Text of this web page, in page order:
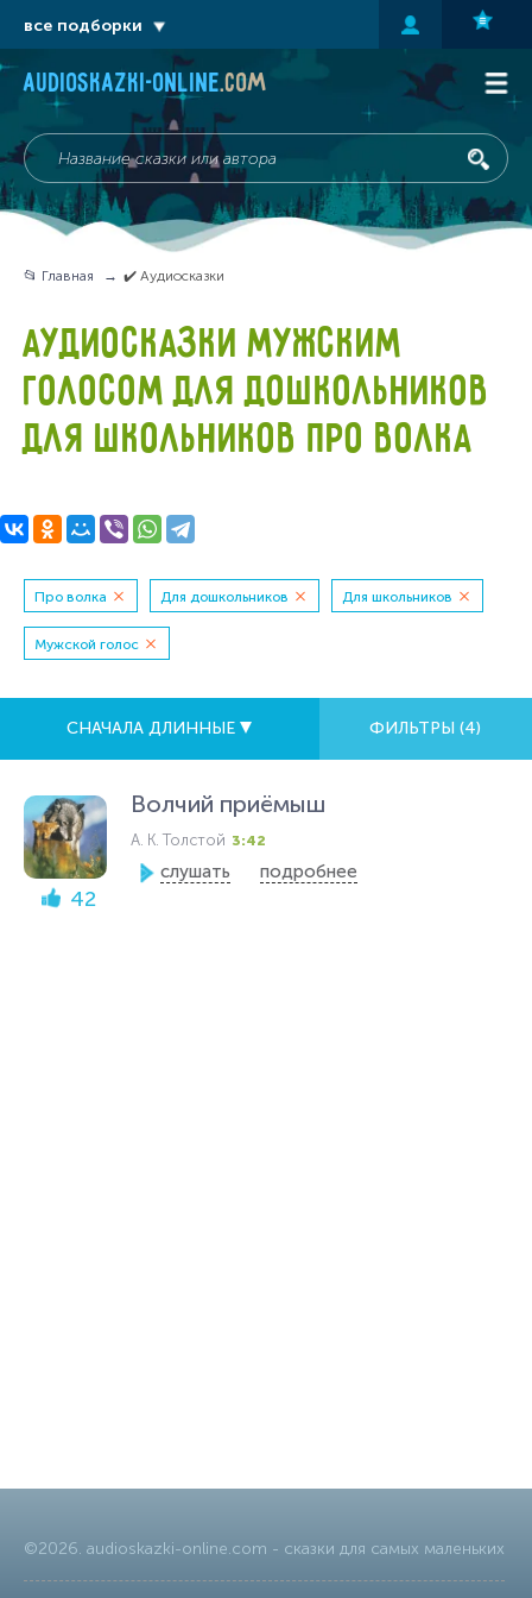
audioskazki-online.com
📂 Главная ✔️ Аудиосказки
АУДИОСКАЗКИ МУЖСКИМ
ГОЛОСОМ ДЛЯ ДОШКОЛЬНИКОВ
ДЛЯ ШКОЛЬНИКОВ ПРО ВОЛКА
Про волка Для дошкольников Для школьников
Мужской голос
СНАЧАЛА ДЛИННЫЕ ФИЛЬТРЫ (4)
42
Волчий приёмыш
А. К. Толстой 3:42
слушать подробнее
©2026. audioskazki-online.com - сказки для самых маленьких
все подборки